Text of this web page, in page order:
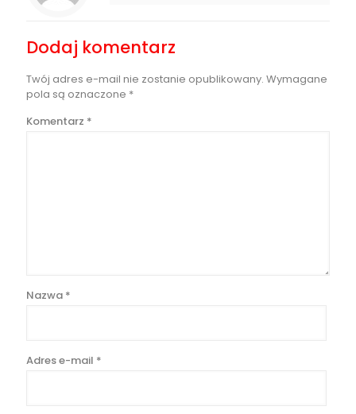
Dodaj komentarz
Twój adres e-mail nie zostanie opublikowany. Wymagane
pola są oznaczone *
Komentarz *
Nazwa *
Adres e-mail *